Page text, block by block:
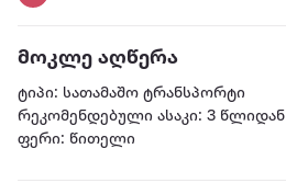
მოკლე აღწერა
ტიპი: სათამაშო ტრანსპორტი
რეკომენდებული ასაკი: 3 წლიდან
ფერი: წითელი